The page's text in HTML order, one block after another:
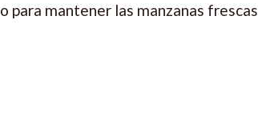
para mantener las manzanas frescas